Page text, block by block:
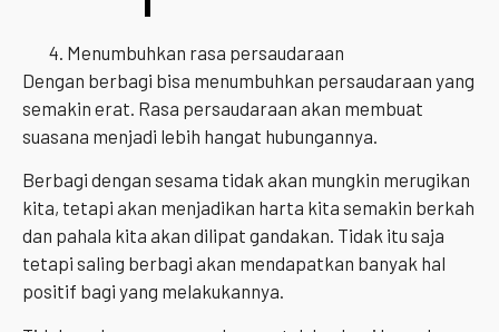
Menumbuhkan rasa persaudaraan
Dengan berbagi bisa menumbuhkan persaudaraan yang
semakin erat. Rasa persaudaraan akan membuat
suasana menjadi lebih hangat hubungannya.
Berbagi dengan sesama tidak akan mungkin merugikan
kita, tetapi akan menjadikan harta kita semakin berkah
dan pahala kita akan dilipat gandakan. Tidak itu saja
tetapi saling berbagi akan mendapatkan banyak hal
positif bagi yang melakukannya.